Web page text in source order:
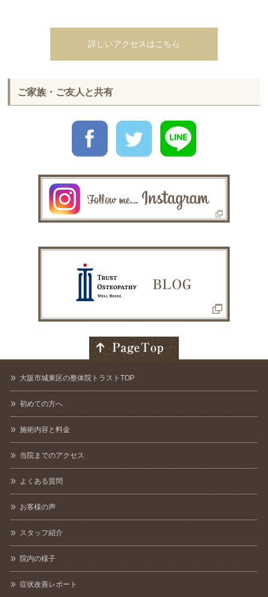
詳しいアクセスはこちら
ご家族・ご友人と共有
大阪市城東区の整体院トラストTOP
初めての方へ
施術内容と料金
当院までのアクセス
よくある質問
お客様の声
スタッフ紹介
院内の様子
症状改善レポート